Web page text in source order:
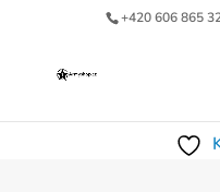
+420 606 865